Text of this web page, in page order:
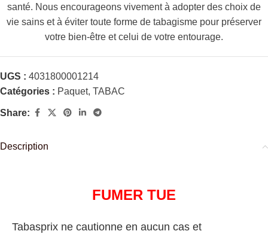
santé. Nous encourageons vivement à adopter des choix de
vie sains et à éviter toute forme de tabagisme pour préserver
votre bien-être et celui de votre entourage.
UGS : 4031800001214
Catégories : Paquet, TABAC
Share:
Description
FUMER TUE
Tabasprix ne cautionne en aucun cas et